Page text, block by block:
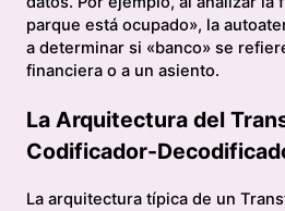
parque está ocupado», la
a determinar si «banco» se
financiera o a un asiento.
La Arquitectura del
Codificador-
La arquitectura típica de un